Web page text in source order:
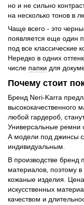
но и не сильно
на несколько тонов в
Чаще всего - это
появляется еще один
под все классические
Нередко в одних
числе папки для
Почему стоит
Бренд Neri-Karra
высококачественного
любой гардероб,
Универсальные ремни
А модели под джинсы
индивидуальным.
В производстве бренд
материалов, поэтому
кожаные изделия.
искусственных
качеством и